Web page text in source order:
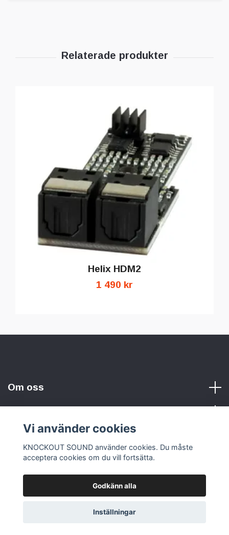
Helix HDM2
1 490 kr
Om oss
Sociala medier
© 2026 KNOCKOUT SOUND
Vi använder cookies
KNOCKOUT SOUND använder cookies. Du måste
acceptera cookies om du vill fortsätta.
Godkänn alla
Inställningar